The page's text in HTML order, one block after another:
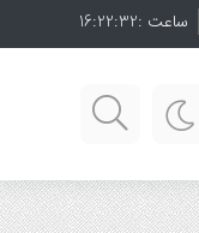
ساعت :16:22:33